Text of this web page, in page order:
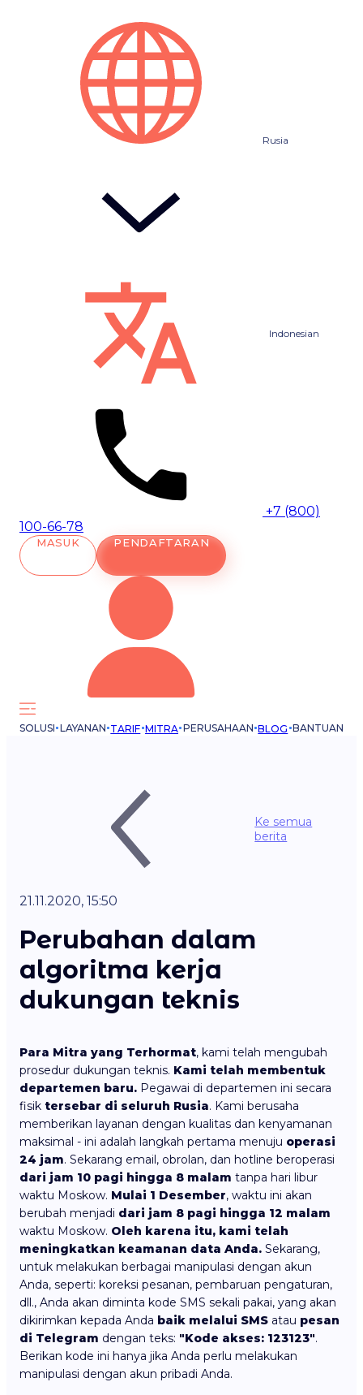
Rusia
Indonesian
+7 (800)
100-66-78
MASUK PENDAFTARAN
SOLUSI LAYANAN TARIF MITRA PERUSAHAAN BLOG BANTUAN
Ke semua
berita
21.11.2020, 15:50
Perubahan dalam
algoritma kerja
dukungan teknis
Para Mitra yang Terhormat, kami telah mengubah
prosedur dukungan teknis. Kami telah membentuk
departemen baru. Pegawai di departemen ini secara
fisik tersebar di seluruh Rusia. Kami berusaha
memberikan layanan dengan kualitas dan kenyamanan
maksimal - ini adalah langkah pertama menuju operasi
24 jam. Sekarang email, obrolan, dan hotline beroperasi
dari jam 10 pagi hingga 8 malam tanpa hari libur
waktu Moskow. Mulai 1 Desember, waktu ini akan
berubah menjadi dari jam 8 pagi hingga 12 malam
waktu Moskow. Oleh karena itu, kami telah
meningkatkan keamanan data Anda. Sekarang,
untuk melakukan berbagai manipulasi dengan akun
Anda, seperti: koreksi pesanan, pembaruan pengaturan,
dll., Anda akan diminta kode SMS sekali pakai, yang akan
dikirimkan kepada Anda baik melalui SMS atau pesan
di Telegram dengan teks: "Kode akses: 123123".
Berikan kode ini hanya jika Anda perlu melakukan
manipulasi dengan akun pribadi Anda.